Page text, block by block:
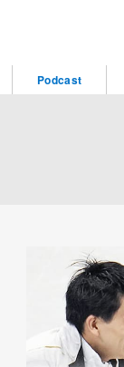
Podcast